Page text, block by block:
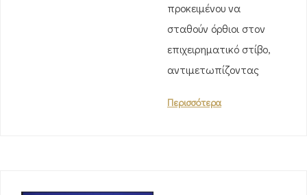
προκειμένου να
σταθούν όρθιοι στον
επιχειρηματικό στίβο,
αντιμετωπίζοντας
Περισσότερα